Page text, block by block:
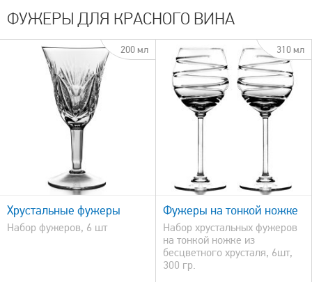
ФУЖЕРЫ ДЛЯ КРАСНОГО ВИНА
200 мл
Хрустальные фужеры
Набор фужеров, 6 шт
310 мл
быстрый просмотр
Фужеры на тонкой ножке
Набор хрустальных фужеров
на тонкой ножке из
бесцветного хрусталя, 6шт,
300 гр.